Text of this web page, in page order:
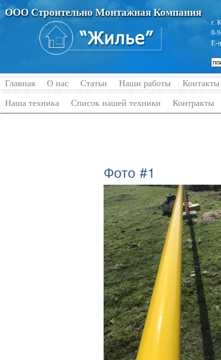
ООО Строительно Монтажная Компания
г.
8-
E-
Главная О нас Статьи Наши работы
Контакты
Наша техника
Список нашей техники Контракты
Фото #1